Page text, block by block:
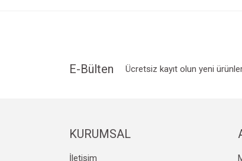
Bu ürüne benzer farklı alternatifler olmalı.
E-Bülten Ücretsiz kayıt olun yeni
KURUMSAL
İletişim